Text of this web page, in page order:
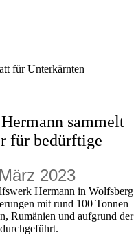
für Unterkärnten
sammelt
für bedürftige
2023
Hermann in Wolfsberg
mit rund 100 Tonnen
Rumänien und aufgrund der